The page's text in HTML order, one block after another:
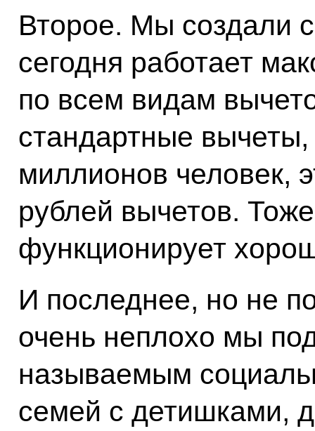
Второе. Мы создали
сегодня работает
по всем видам
стандартные вычеты,
миллионов человек,
рублей вычетов.
функционирует
И последнее, но не
очень неплохо мы
называемым
семей с детишками,